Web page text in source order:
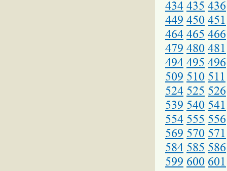
434 435 436
449 450 451
464 465 466
479 480 481
494 495 496
509 510 511
524 525 526
539 540 541
554 555 556
569 570 571
584 585 586
599 600 601